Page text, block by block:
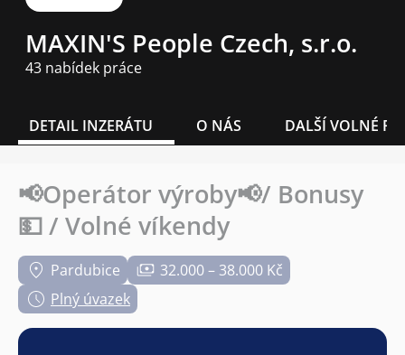
MAXIN'S People Czech, s.r.o.
43 nabídek práce
DETAIL INZERÁTU O NÁS DALŠÍ VOLNÉ
📢Operátor výroby📢/ Bonusy
💵 / Volné víkendy
Pardubice
32.000 – 38.000 Kč
Plný úvazek